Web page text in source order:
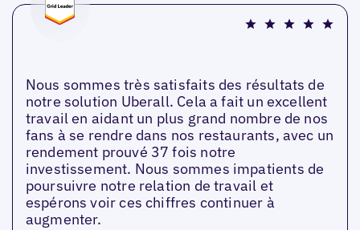
Nous sommes très satisfaits des résultats de
notre solution Uberall. Cela a fait un excellent
travail en aidant un plus grand nombre de nos
fans à se rendre dans nos restaurants, avec un
rendement prouvé 37 fois notre
investissement. Nous sommes impatients de
poursuivre notre relation de travail et
espérons voir ces chiffres continuer à
augmenter.